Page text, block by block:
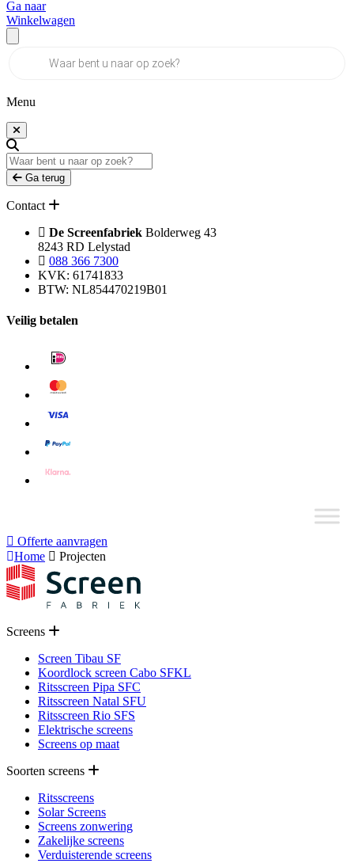
Ga naar
Winkelwagen
Menu
Ga terug
Contact
De Screenfabriek Bolderweg 43
8243 RD Lelystad
088 366 7300
KVK: 61741833
BTW: NL854470219B01
Veilig betalen
Offerte aanvragen
Home
Projecten
Screens
Screen Tibau SF
Koordlock screen Cabo SFKL
Ritsscreen Pipa SFC
Ritsscreen Natal SFU
Ritsscreen Rio SFS
Elektrische screens
Screens op maat
Soorten screens
Ritsscreens
Solar Screens
Screens zonwering
Zakelijke screens
Verduisterende screens